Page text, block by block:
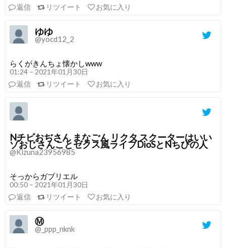
返信
リツイート お気に入り
ゆゆ
@yocd12_2
らくがきんちょ懐かしwww
01:24 – 2021年01月30日
返信
リツイート お気に入り
Nチビおぢさん まなごん リクタ スクーターはいい
ゾおじさんことゼクス風ライブDioSとNちびの人
@Kizuna23956985
そっからガブリエル
00:50 – 2021年01月30日
返信
リツイート お気に入り
Ⓜ️
@_ppp_nknk